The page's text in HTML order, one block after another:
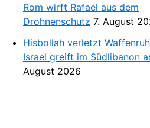
Rom wirft Rafael aus dem
Drohnenschutz 7. August
Hisbollah verletzt
Israel greift im Südlibanon
August 2026